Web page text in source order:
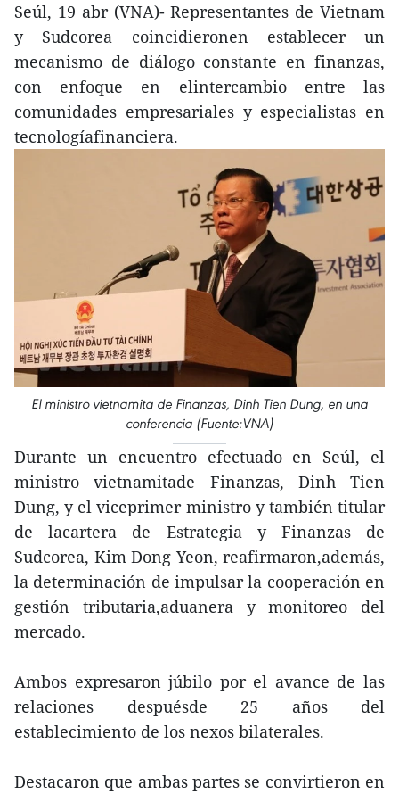
Seúl, 19 abr (VNA)- Representantes de Vietnam
y Sudcorea coincidieronen establecer un
mecanismo de diálogo constante en finanzas,
con enfoque en elintercambio entre las
comunidades empresariales y especialistas en
tecnologíafinanciera.
El ministro vietnamita de Finanzas, Dinh Tien Dung, en una
conferencia (Fuente:VNA)
Durante un encuentro efectuado en Seúl, el
ministro vietnamitade Finanzas, Dinh Tien
Dung, y el viceprimer ministro y también titular
de lacartera de Estrategia y Finanzas de
Sudcorea, Kim Dong Yeon, reafirmaron,además,
la determinación de impulsar la cooperación en
gestión tributaria,aduanera y monitoreo del
mercado.
Ambos expresaron júbilo por el avance de las
relaciones despuésde 25 años del
establecimiento de los nexos bilaterales.
Destacaron que ambas partes se convirtieron en